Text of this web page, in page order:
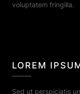
voluptatem fringilla.
LOREM
Sed ut perspiciatis